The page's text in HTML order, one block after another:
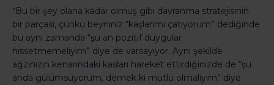
“Bu bir şey olana kadar olmuş gibi davranma stratejisinin
bir parçası, çünkü beyniniz “kaşlarımı çatıyorum” dediğinde
bu aynı zamanda “şu an pozitif duygular
hissetmemeliyim” diye de varsayıyor. Aynı şekilde
ağzınızın kenarındaki kasları hareket ettirdiğinizde de “şu
anda gülümsüyorum, demek ki mutlu olmalıyım” diye